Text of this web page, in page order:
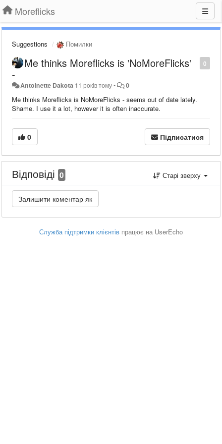
Moreflicks
Suggestions Помилки
0
Me thinks Moreflicks is 'NoMoreFlicks'
-
Antoinette Dakota 11 років тому• 0
Me thinks Moreflicks is NoMoreFlicks - seems out of date lately.
Shame. I use it a lot, however it is often inaccurate.
0 Підписатися
Відповіді 0 Старі зверху
Служба підтримки клієнтів працює на UserEcho